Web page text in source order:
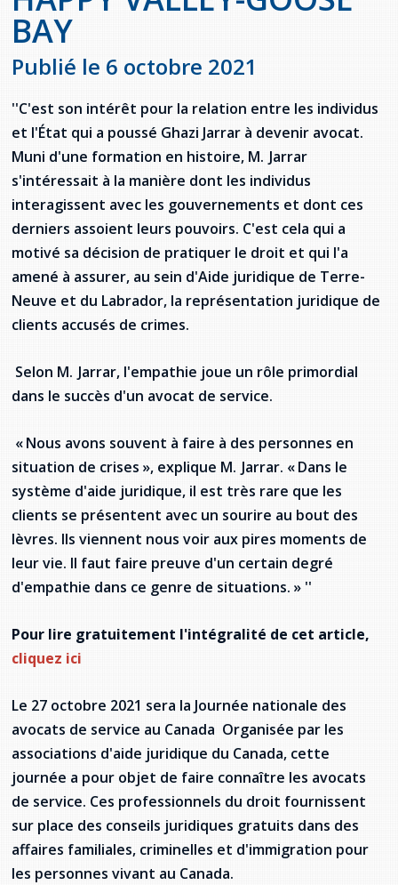
Jeux de la francophonie canadienne
Forum jeunesse pancanadien
Festival jeunesse de l'Acadie
Gestes et paroles ambigus
Admission au barreau
Ressources documentaires
Formulaires de procédure pénale
La Charte canadienne des droits et libertés
Lois fréquemment consultées
Commission des droits de la personne de
Terre-Neuve-et-Labrador
Acheter un véhicule neuf ou d'occasion ou
louer sur le long terme (leasing) un véhicule
neuf
Offres d'emploi (Secteur Justice)
Législation spéciale Covid-19
L'Aide juridique à Terre-Neuve-et-
Qu'est-ce que l'Aide juridique ?
Bureaux de l'Aide juridique de Terre-Neuve-
et-Labrador
Répertoire des juristes d'expression
française
Règlement Quiz RVF 2021
Continuons en français
Guide du système de santé à TNL
Annuaire de santé
Santé mentale et dépendances
Société Santé en français (SSF)
Travailler en santé à TNL
Passeport Santé
Répertoire des professionnels de santé
Pinos Mpiana
Allison Chaytor
Maurice Nzoyamara
Lee Trowbridge
Randy Follet
Pamela Tucker
Brian Kizner
Marc-Alexandre Mestres
Stacy Smith
Nancy Dillon
Programmes et services du gouvernement
Ressources linguistiques pour la
communication en santé
Services en français
Ma langue, c'est ma fierté !
2SLGBTQIA+
BAY
Publié le 6 octobre 2021
''C'est son intérêt pour la relation entre les individus
et l'État qui a poussé Ghazi Jarrar à devenir avocat.
Muni d'une formation en histoire, M. Jarrar
s'intéressait à la manière dont les individus
interagissent avec les gouvernements et dont ces
derniers assoient leurs pouvoirs. C'est cela qui a
motivé sa décision de pratiquer le droit et qui l'a
amené à assurer, au sein d'Aide juridique de Terre-
Neuve et du Labrador, la représentation juridique de
clients accusés de crimes.
Selon M. Jarrar, l'empathie joue un rôle primordial
dans le succès d'un avocat de service.
« Nous avons souvent à faire à des personnes en
situation de crises », explique M. Jarrar. « Dans le
système d'aide juridique, il est très rare que les
clients se présentent avec un sourire au bout des
lèvres. Ils viennent nous voir aux pires moments de
leur vie. Il faut faire preuve d'un certain degré
d'empathie dans ce genre de situations. » ''
Pour lire gratuitement l'intégralité de cet article,
cliquez ici
Le 27 octobre 2021 sera la Journée nationale des
avocats de service au Canada Organisée par les
associations d'aide juridique du Canada, cette
journée a pour objet de faire connaître les avocats
de service. Ces professionnels du droit fournissent
sur place des conseils juridiques gratuits dans des
affaires familiales, criminelles et d'immigration pour
les personnes vivant au Canada.